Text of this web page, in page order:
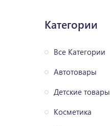
Категории
Все Категории
Автотовары
Детские товары
Косметика